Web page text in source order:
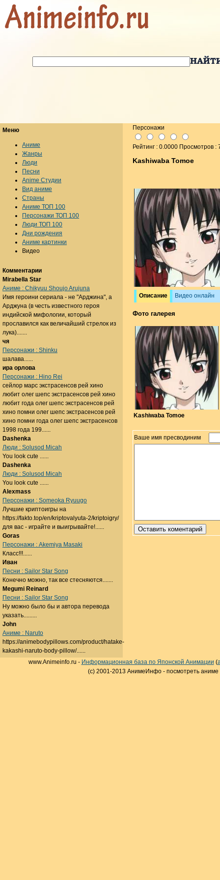
Персонажи
Рейтинг : 0.0000 Просмотров :
Kashiwaba Tomoe
Описание Видео онлайн
Фото галерея
Kashiwaba Tomoe
Ваше имя пресводиним
Меню
Аниме
Жанры
Люди
Песни
Anime Студии
Вид аниме
Страны
Аниме ТОП 100
Персонажи ТОП 100
Люди ТОП 100
Дни рождения
Аниме картинки
Видео
Комментарии
Mirabella Star
Аниме : Chikyuu Shoujo Arujuna
Имя героини сериала - не "Арджина", а
Арджуна (в честь известного героя
индийской мифологии, который
прославился как величайший стрелок из
лука).......
чя
Персонажи : Shinku
шалава......
ира орлова
Персонажи : Hino Rei
сейлор марс экстрасенсов рей хино
любит олег шепс экстрасенсов рей хино
любит года олег шепс экстрасенсов рей
хино помни олег шепс экстрасенсов рей
хино помни года олег шепс экстрасенсов
1998 года 199......
Dashenka
Люди : Solusod Micah
You look cute ......
Dashenka
Люди : Solusod Micah
You look cute ......
Alexmass
Персонажи : Someoka Ryuugo
Лучшие криптоигры на
https://fakto.top/en/kriptovalyuta-2/kriptoigry/
для вас - играйте и выигрывайте!......
Goras
Персонажи : Akemiya Masaki
Класс!!!......
Иван
Песни : Sailor Star Song
Конечно можно, так все стесняются.......
Megumi Reinard
Песни : Sailor Star Song
Ну можно было бы и автора перевода
указать.........
John
Аниме : Naruto
https://animebodypillows.com/product/hatake-
kakashi-naruto-body-pillow/......
www.Animeinfo.ru - Информационная база по Японской Анимации (
(c) 2001-2013 АнимеИнфо - посмотреть аниме